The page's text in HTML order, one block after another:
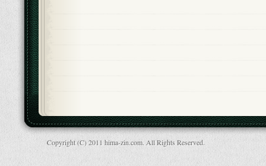
Copyright (C) 2011 hima-zin.com. All Rights Reserved.